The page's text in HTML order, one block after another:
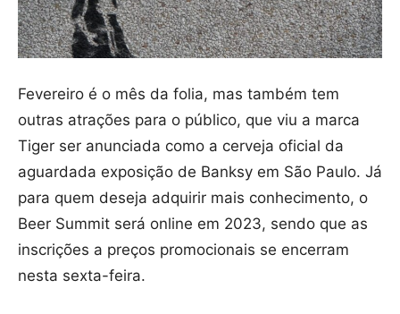
Fevereiro é o mês da folia, mas também tem
outras atrações para o público, que viu a marca
Tiger ser anunciada como a cerveja oficial da
aguardada exposição de Banksy em São Paulo. Já
para quem deseja adquirir mais conhecimento, o
Beer Summit será online em 2023, sendo que as
inscrições a preços promocionais se encerram
nesta sexta-feira.